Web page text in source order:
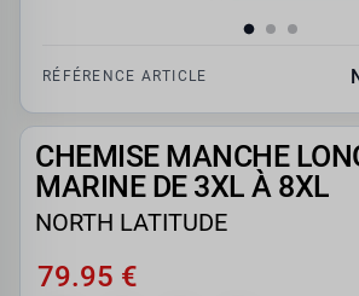
RÉFÉRENCE ARTICLE
CHEMISE MANCHE
MARINE DE 3XL À 8XL
NORTH LATITUDE
79.95 €